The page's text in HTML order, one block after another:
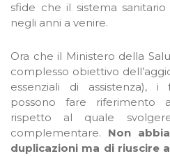
sfide che il sistema
negli anni a venire.
Ora che il Ministero della
complesso obiettivo
essenziali di assistenza), i
possono fare riferimento
rispetto al quale
complementare. Non
duplicazioni ma di riuscire